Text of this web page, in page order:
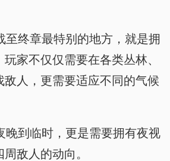
至终章最特别的地方，就是拥
家不仅仅需要在各类丛林、
敌人，更需要适应不同的气候
晚到临时，更是需要拥有夜视
敌人的动向。